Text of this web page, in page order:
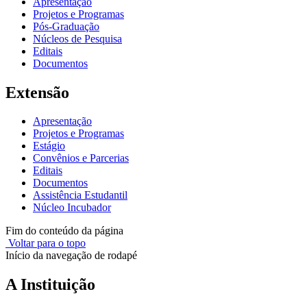
Projetos e Programas
Pós-Graduação
Núcleos de Pesquisa
Editais
Documentos
Extensão
Apresentação
Projetos e Programas
Estágio
Convênios e Parcerias
Editais
Documentos
Assistência Estudantil
Núcleo Incubador
Fim do conteúdo da página
Voltar para o topo
Início da navegação de rodapé
A Instituição